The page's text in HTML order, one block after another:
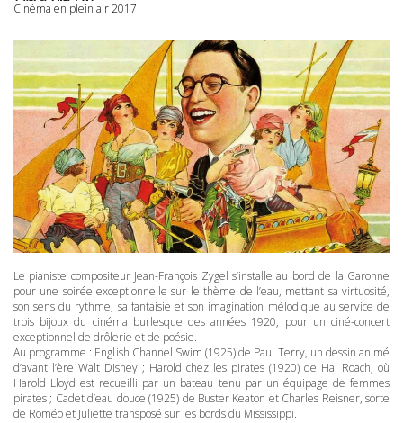
Cinéma en plein air 2017
Le pianiste compositeur Jean-François Zygel s’installe au bord de la Garonne
pour une soirée exceptionnelle sur le thème de l’eau, mettant sa virtuosité,
son sens du rythme, sa fantaisie et son imagination mélodique au service de
trois bijoux du cinéma burlesque des années 1920, pour un ciné-concert
exceptionnel de drôlerie et de poésie.
Au programme : English Channel Swim (1925) de Paul Terry, un dessin animé
d’avant l’ère Walt Disney ; Harold chez les pirates (1920) de Hal Roach, où
Harold Lloyd est recueilli par un bateau tenu par un équipage de femmes
pirates ; Cadet d’eau douce (1925) de Buster Keaton et Charles Reisner, sorte
de Roméo et Juliette transposé sur les bords du Mississippi.